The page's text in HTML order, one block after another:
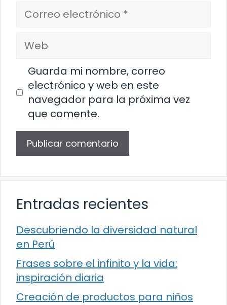
Correo
electrónico
Web
Guarda mi nombre, correo
electrónico y web en este
navegador para la próxima vez
que comente.
Entradas recientes
Descubriendo la diversidad natural
en Perú
Frases sobre el infinito y la vida:
inspiración diaria
Creación de productos para niños